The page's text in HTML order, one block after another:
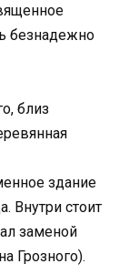
безнадежно
близ
здание
Внутри стоит
заменой
Грозного).